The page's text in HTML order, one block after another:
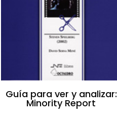
Guía para ver y analizar:
Minority Report